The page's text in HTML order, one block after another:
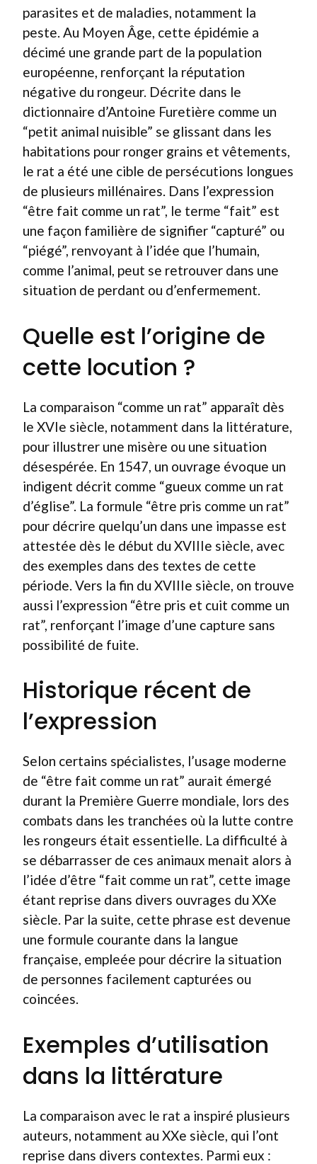
parasites et de maladies, notamment la
peste. Au Moyen Âge, cette épidémie a
décimé une grande part de la population
européenne, renforçant la réputation
négative du rongeur. Décrite dans le
dictionnaire d’Antoine Furetière comme un
“petit animal nuisible” se glissant dans les
habitations pour ronger grains et vêtements,
le rat a été une cible de persécutions longues
de plusieurs millénaires. Dans l’expression
“être fait comme un rat”, le terme “fait” est
une façon familière de signifier “capturé” ou
“piégé”, renvoyant à l’idée que l’humain,
comme l’animal, peut se retrouver dans une
situation de perdant ou d’enfermement.
Quelle est l’origine de
cette locution ?
La comparaison “comme un rat” apparaît dès
le XVIe siècle, notamment dans la littérature,
pour illustrer une misère ou une situation
désespérée. En 1547, un ouvrage évoque un
indigent décrit comme “gueux comme un rat
d’église”. La formule “être pris comme un rat”
pour décrire quelqu’un dans une impasse est
attestée dès le début du XVIIIe siècle, avec
des exemples dans des textes de cette
période. Vers la fin du XVIIIe siècle, on trouve
aussi l’expression “être pris et cuit comme un
rat”, renforçant l’image d’une capture sans
possibilité de fuite.
Historique récent de
l’expression
Selon certains spécialistes, l’usage moderne
de “être fait comme un rat” aurait émergé
durant la Première Guerre mondiale, lors des
combats dans les tranchées où la lutte contre
les rongeurs était essentielle. La difficulté à
se débarrasser de ces animaux menait alors à
l’idée d’être “fait comme un rat”, cette image
étant reprise dans divers ouvrages du XXe
siècle. Par la suite, cette phrase est devenue
une formule courante dans la langue
française, empleée pour décrire la situation
de personnes facilement capturées ou
coincées.
Exemples d’utilisation
dans la littérature
La comparaison avec le rat a inspiré plusieurs
auteurs, notamment au XXe siècle, qui l’ont
reprise dans divers contextes. Parmi eux :